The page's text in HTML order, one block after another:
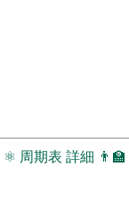
⚛ 周期表 詳細 👨‍🏫